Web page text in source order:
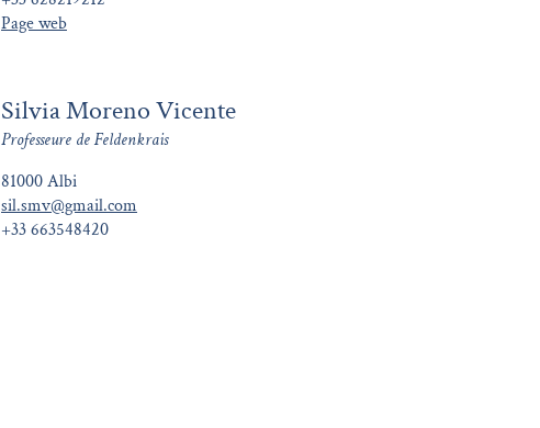
Page web
Silvia Moreno Vicente
Professeure de Feldenkrais
81000 Albi
sil.smv@gmail.com
+33 663548420